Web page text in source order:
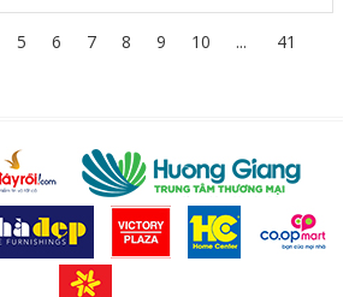
5 6 7 8 9 10 ... 41